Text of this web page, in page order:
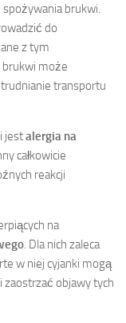
brukwi.
do
z tym
brukwi może
transportu
jestalergia na
całkowicie
reakcji
na
. Dla nich zaleca
w niej cyjanki mogą
zaostrzać objawy tych